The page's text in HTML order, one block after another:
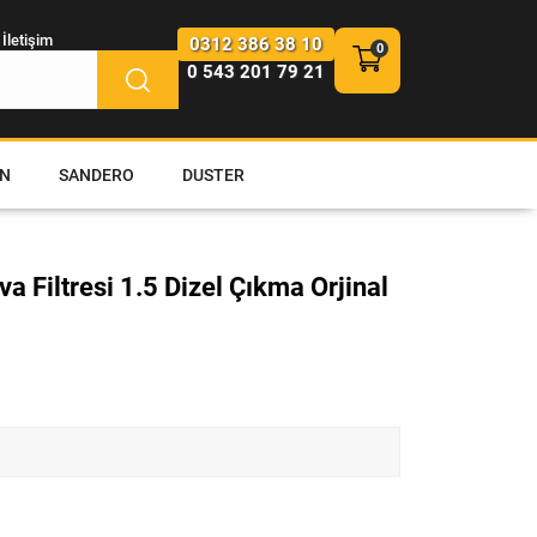
İletişim
0312 386 38 10
0 543 201 79 21
SANDERO DUSTER
Filtresi 1.5 Dizel Çıkma Orjinal